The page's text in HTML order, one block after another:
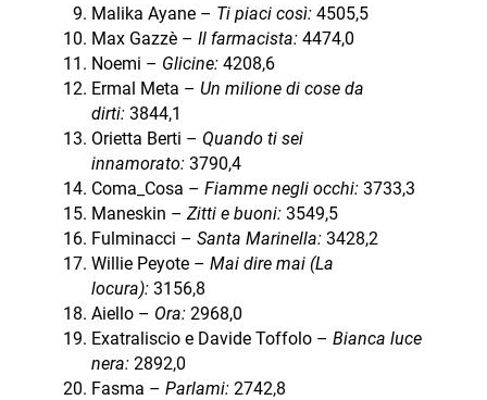
Malika Ayane – Ti piaci così: 4505,5
Max Gazzè – Il farmacista: 4474,0
Noemi – Glicine: 4208,6
Ermal Meta – Un milione di cose da
dirti: 3844,1
Orietta Berti – Quando ti sei
innamorato: 3790,4
Coma_Cosa – Fiamme negli occhi: 3733,3
Maneskin – Zitti e buoni: 3549,5
Fulminacci – Santa Marinella: 3428,2
Willie Peyote – Mai dire mai (La
locura): 3156,8
Aiello – Ora: 2968,0
Exatraliscio e Davide Toffolo – Bianca luce
nera: 2892,0
Fasma – Parlami: 2742,8